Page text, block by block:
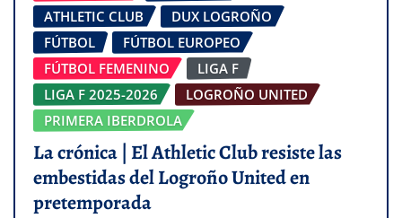
ATHLETIC CLUB
DUX LOGROÑO
FÚTBOL
FÚTBOL EUROPEO
FÚTBOL FEMENINO
LIGA F
LIGA F 2025-2026
LOGROÑO UNITED
PRIMERA IBERDROLA
La crónica | El Athletic Club resiste las
embestidas del Logroño United en
pretemporada